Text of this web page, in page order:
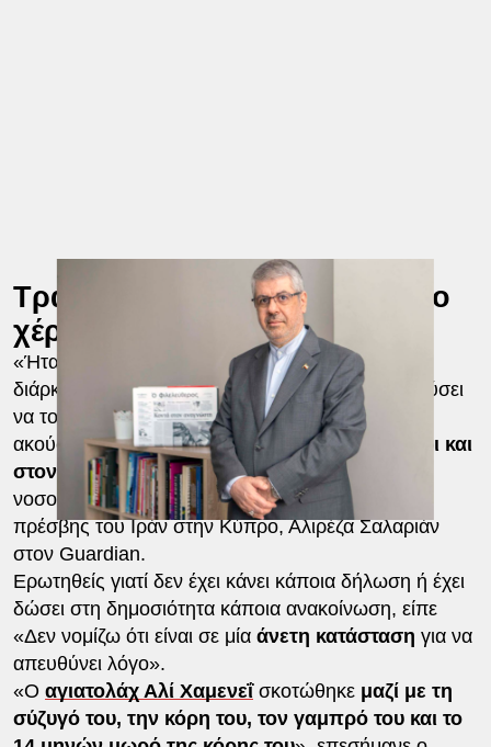
Τραυματίστηκε στα πόδια, στο
χέρι και στον βραχίονα
«Ήταν κι αυτός εκεί και τραυματίστηκε κατά τη
διάρκεια του
βομβαρδισμού
, αλλά δεν έχω ακούσει
να το αναφέρουν ξένα μέσα ενημέρωσης. Έχω
ακούσει ότιτραυματίστηκε στα πόδια, στο χέρι και
στον βραχίονα.. . Νομίζω ότι βρίσκεται στο
νοσοκομείο λόγω των τραυμάτων του», είπε ο
πρέσβης του Ιράν στην Κύπρο, Αλιρέζα Σαλαριάν
στον Guardian.
Ερωτηθείς γιατί δεν έχει κάνει κάποια δήλωση ή έχει
δώσει στη δημοσιότητα κάποια ανακοίνωση, είπε
«Δεν νομίζω ότι είναι σε μία άνετη κατάσταση για να
απευθύνει λόγο».
«Ο αγιατολάχ Αλί Χαμενεΐσκοτώθηκε μαζί με τη
σύζυγό του, την κόρη του, τον γαμπρό του και το